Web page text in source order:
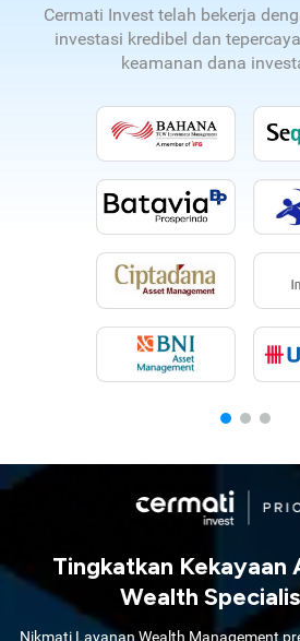
Cermati Invest telah bekerja
investasi kredibel dan
keamanan dana
Tingkatkan Kekayaan
Wealth
Nikmati Layanan Wealth Management